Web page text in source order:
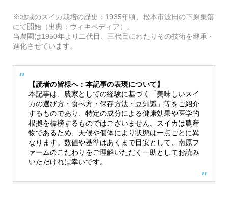
※地域のスイカ栽培の歴史：1935年頃、松本市波田の下原集落
にて開始（出典：ウィキペディア）。
当農園は1950年より二代目、三代目にわたりその技術を継承・
進化させています。
【読者の皆様へ：本記事の表現について】
本記事は、農家としての経験に基づく「美味しいスイ
カの選び方・食べ方・保存方法・豆知識」等をご紹介
するものであり、特定の成分による健康効果や医学的
根拠を標榜するものではございません。スイカは農産
物であるため、天候や個体により状態は一点ごとに異
なります。数値や基準はあくまで目安として、南原フ
ァームのこだわりをご理解いただく一助としてお読み
いただければ幸いです。